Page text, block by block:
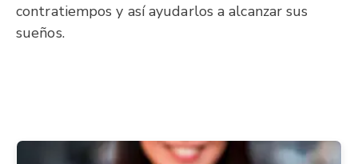
contratiempos y así ayudarlos a alcanzar sus
sueños.